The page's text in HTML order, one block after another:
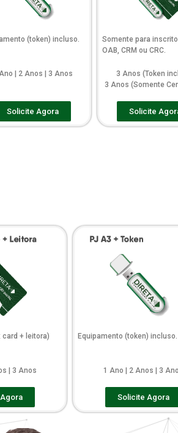
(token) incluso.
| 2 Anos | 3 Anos
Solicite Agora
Somente para
OAB, CRM ou CRC.
3 Anos (Token
3 Anos (Somente
Solicite
+ leitora)
| 3 Anos
Equipamento (token) incluso.
1 Ano | 2 Anos | 3
Solicite Agora